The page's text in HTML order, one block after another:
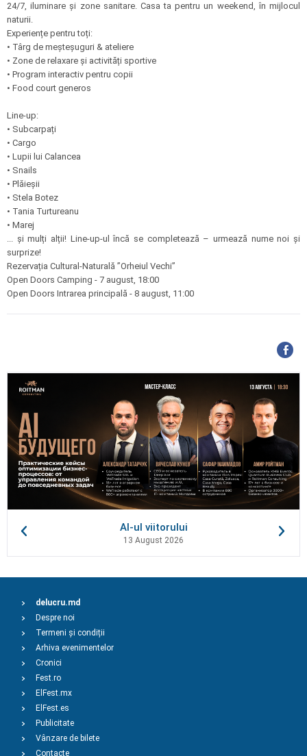
24/7, iluminare și zone sanitare. Casa ta pentru un weekend, în mijlocul
naturii.
Experiențe pentru toți:
• Târg de meșteșuguri & ateliere
• Zone de relaxare și activități sportive
• Program interactiv pentru copii
• Food court generos
Line-up:
• Subcarpați
• Cargo
• Lupii lui Calancea
• Snails
• Plăieșii
• Stela Botez
• Tania Turtureanu
• Marej
... și mulți alții! Line-up-ul încă se completează – urmează nume noi și
surprize!
Rezervația Cultural-Naturală ”Orheiul Vechi”
Open Doors Camping - 7 august, 18:00
Open Doors Intrarea principală - 8 august, 11:00
AI-ul viitorului
13 August 2026
delucru.md
Despre noi
Termeni și condiții
Arhiva evenimentelor
Cronici
Fest.ro
ElFest.mx
ElFest.es
Publicitate
Vânzare de bilete
Contacte